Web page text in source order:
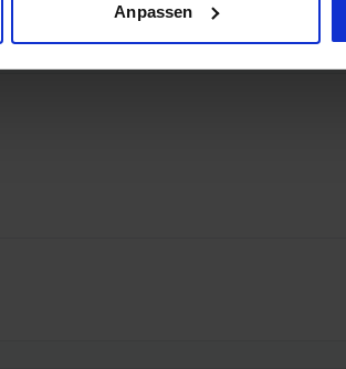
Daten verarbeitet werden, und
Anpassen